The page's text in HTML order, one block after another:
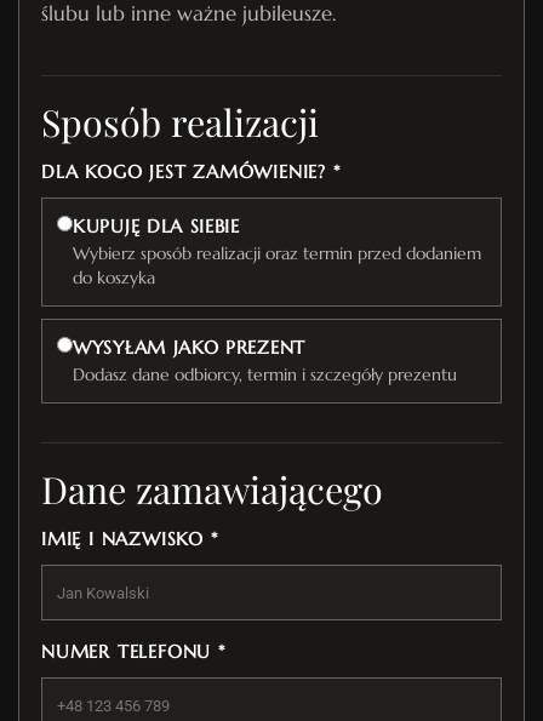
ślubu lub inne ważne jubileusze.
Sposób realizacji
DLA KOGO JEST ZAMÓWIENIE? *
KUPUJĘ DLA SIEBIE
Wybierz sposób realizacji oraz termin przed dodaniem
do koszyka
WYSYŁAM JAKO PREZENT
Dodasz dane odbiorcy, termin i szczegóły prezentu
Dane zamawiającego
IMIĘ I NAZWISKO *
NUMER TELEFONU *